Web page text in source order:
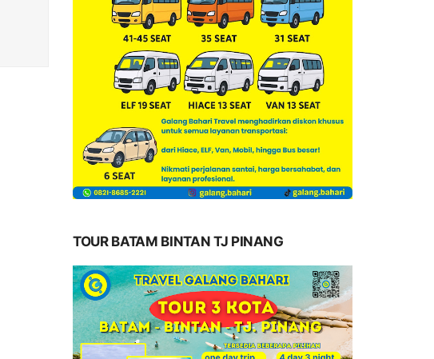
TOUR BATAM BINTAN TJ PINANG